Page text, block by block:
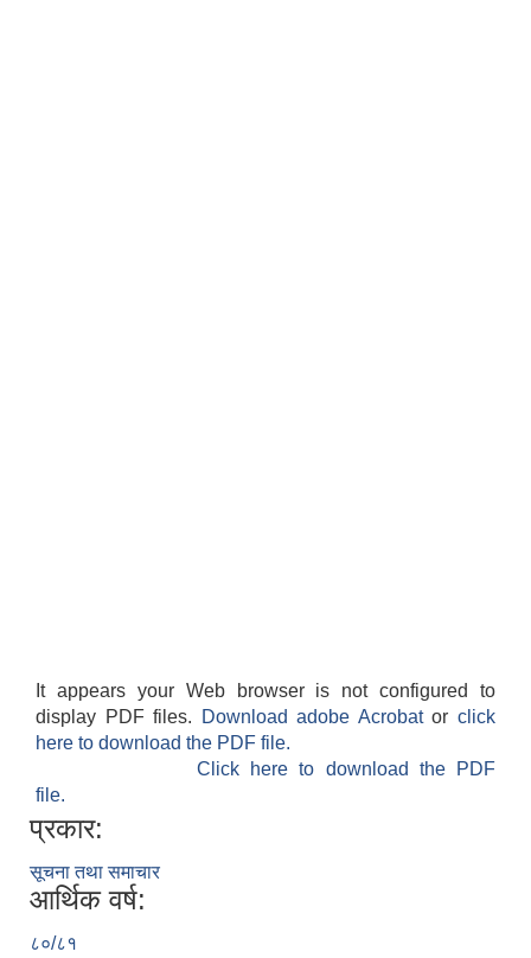
It appears your Web browser is not configured to
display PDF files.
Download adobe Acrobatorclick
here to download the PDF file.
Click here to download the PDF
file.
प्रकार:
सूचना तथा समाचार
आर्थिक वर्ष:
८०/८१